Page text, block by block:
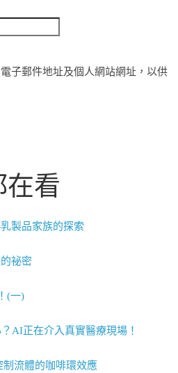
子郵件地址及個人網站網址，以供
在看
製品家族的探索
祕密
(一)
AI正在介入真實醫療現場！
流體的咖啡環效應